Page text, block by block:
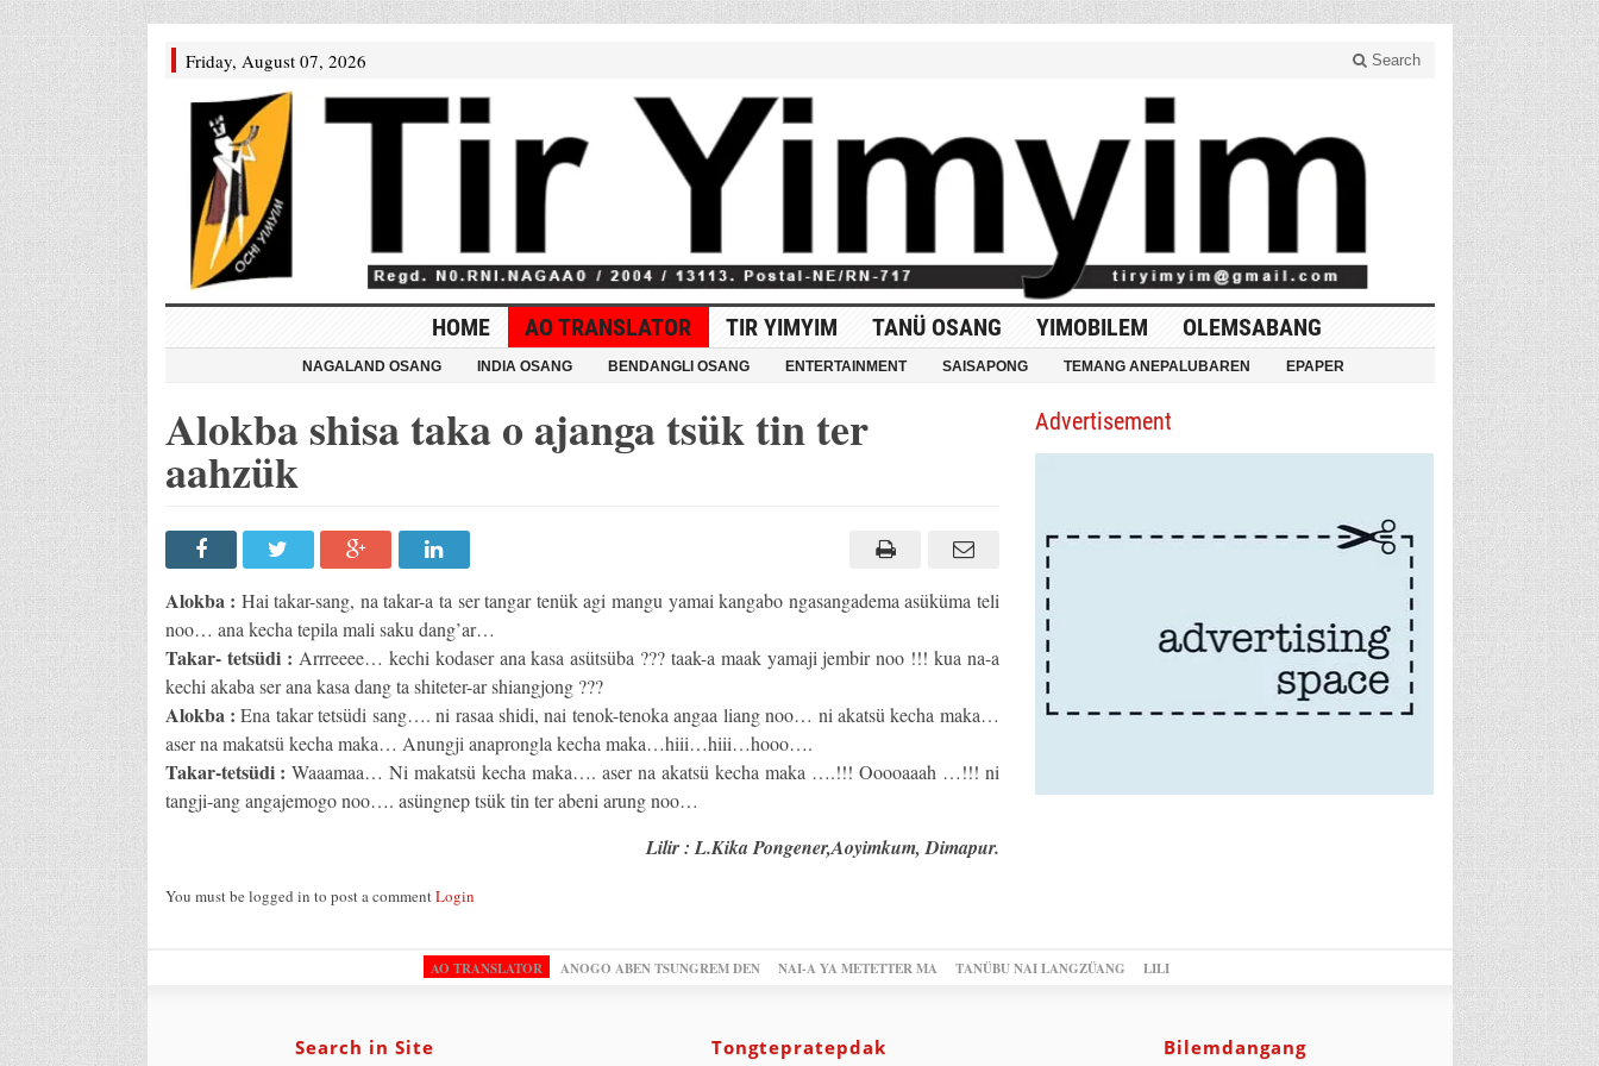
Friday, August 07, 2026 Search
HOME AO TRANSLATOR TIR YIMYIM TANÜ OSANG YIMOBILEM OLEMSABANG
NAGALAND OSANG INDIA OSANG BENDANGLI OSANG ENTERTAINMENT SAISAPONG TEMANG ANEPALUBAREN EPAPER
Alokba shisa taka o ajanga tsük tin ter
aahzük
Alokba : Hai takar-sang, na takar-a ta ser tangar tenük agi mangu yamai kangabo ngasangadema asüküma teli
noo… ana kecha tepila mali saku dang’ar…
Takar- tetsüdi : Arrreeee… kechi kodaser ana kasa asütsüba ??? taak-a maak yamaji jembir noo !!! kua na-a
kechi akaba ser ana kasa dang ta shiteter-ar shiangjong ???
Alokba : Ena takar tetsüdi sang…. ni rasaa shidi, nai tenok-tenoka angaa liang noo… ni akatsü kecha maka…
aser na makatsü kecha maka… Anungji anaprongla kecha maka…hiii…hiii…hooo….
Takar-tetsüdi : Waaamaa… Ni makatsü kecha maka…. aser na akatsü kecha maka ….!!! Ooooaaah …!!! ni
tangji-ang angajemogo noo…. asüngnep tsük tin ter abeni arung noo…
Lilir : L.Kika Pongener,Aoyimkum, Dimapur.
You must be logged in to post a commentLogin
Advertisement
AO TRANSLATOR ANOGO ABEN TSUNGREM DEN NAI-A YA METETTER MA TANÜBU NAI LANGZÜANG LILI
Search in Site Tongtepratepdak Bilemdangang